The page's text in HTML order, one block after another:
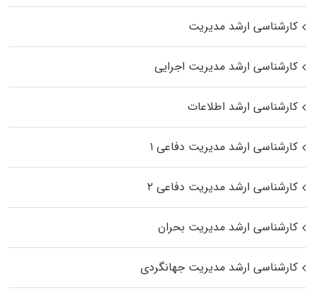
کارشناسی ارشد مدیریت
کارشناسی ارشد مدیریت اجرایی
کارشناسی ارشد اطلاعات
کارشناسی ارشد مدیریت دفاعی ۱
کارشناسی ارشد مدیریت دفاعی ۲
کارشناسی ارشد مدیریت بحران
کارشناسی ارشد مدیریت جهانگردی